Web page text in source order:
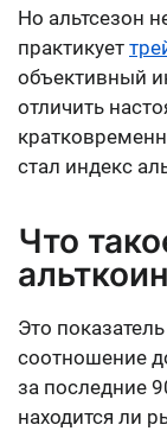
Но альтсезон
практикует
объективный
отличить
стал индекс
Что
Это
соотношение
за последние
находится ли